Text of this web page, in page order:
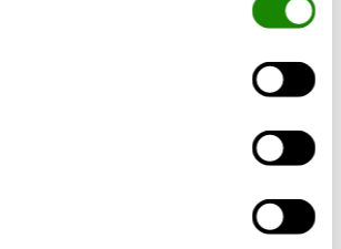
damm och pollen som finns i
källardoft.
valde att investera i ett
(FTX) kan de med glädje
sina elkostnader avsevärt.